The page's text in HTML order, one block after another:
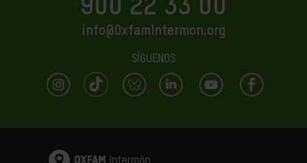
900 22 33 00
info@OxfamIntermon.org
SÍGUENOS